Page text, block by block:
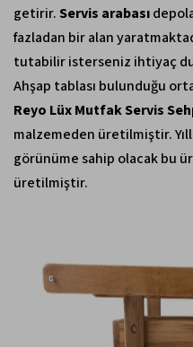
getirir.Servis arabası
fazladan bir alan
tutabilir isterseniz ihtiyaç
Ahşap tablası bulunduğu
Reyo Lüx Mutfak Servis
malzemeden üretilmiştir.
görünüme sahip olacak bu
üretilmiştir.